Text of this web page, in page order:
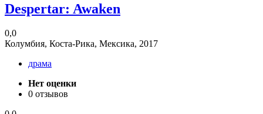
Despertar: Awaken
0,0
Колумбия, Коста-Рика, Мексика, 2017
драма
Нет оценки
0 отзывов